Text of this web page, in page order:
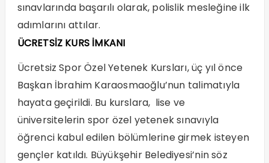
sınavlarında başarılı olarak, polislik mesleğine ilk
adımlarını attılar.
ÜCRETSİZ KURS İMKANI
Ücretsiz Spor Özel Yetenek Kursları, üç yıl önce
Başkan İbrahim Karaosmaoğlu’nun talimatıyla
hayata geçirildi. Bu kurslara, lise ve
üniversitelerin spor özel yetenek sınavıyla
öğrenci kabul edilen bölümlerine girmek isteyen
gençler katıldı. Büyükşehir Belediyesi’nin söz